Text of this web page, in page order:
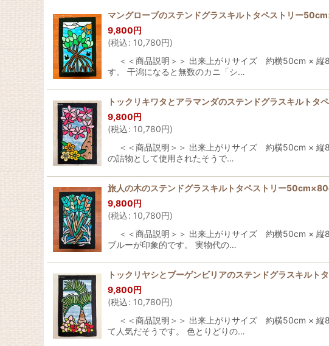
並び順:
マングローブのステンドグラスキルトタペストリー
9,800円
(税込: 10,780円)
＜＜商品説明＞＞ 出来上がりサイズ 約横50cm × 縦
す。 干潟になると無数のカニ「シ…
トックリキワタとアラマンダのステンドグラスキルト
9,800円
(税込: 10,780円)
＜＜商品説明＞＞ 出来上がりサイズ 約横50cm × 縦
の詰物として使用されたそうで…
旅人の木のステンドグラスキルトタペストリー
9,800円
(税込: 10,780円)
＜＜商品説明＞＞ 出来上がりサイズ 約横50cm × 縦
ブルーが印象的です。 実物代の…
トックリヤシとブーゲンビリアのステンドグラスキル
9,800円
(税込: 10,780円)
＜＜商品説明＞＞ 出来上がりサイズ 約横50cm × 縦
て人気だそうです。 色とりどりの…